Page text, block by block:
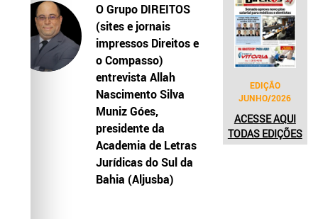
O Grupo DIREITOS
(sites e jornais
impressos Direitos e
o Compasso)
entrevista Allah
Nascimento Silva
Muniz Góes,
presidente da
Academia de Letras
Jurídicas do Sul da
Bahia (Aljusba)
EDIÇÃO
JUNHO/2026
ACESSE AQUI
TODAS EDIÇÕES